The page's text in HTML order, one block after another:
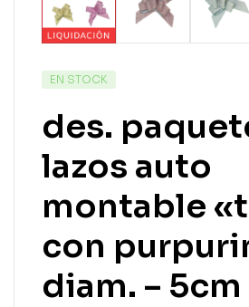
EN STOCK
des.
lazos auto
montable
con
diam. – 5cm